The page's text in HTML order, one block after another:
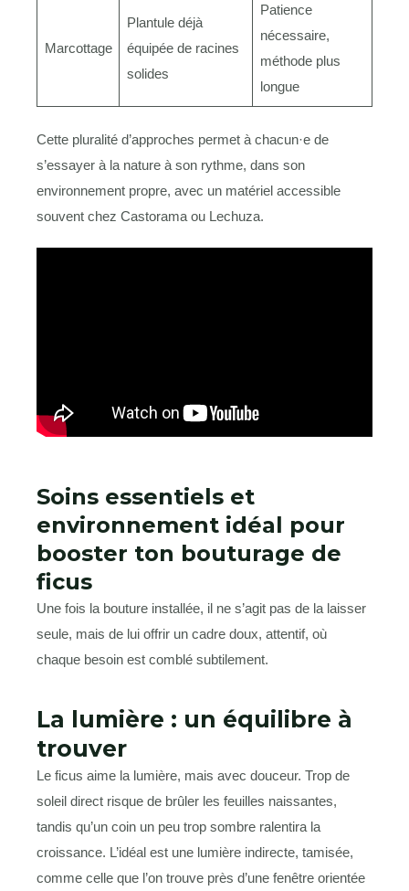
Marcottage
Plantule déjà
équipée de racines
solides
Patience
nécessaire,
méthode plus
longue
Cette pluralité d’approches permet à chacun·e de
s’essayer à la nature à son rythme, dans son
environnement propre, avec un matériel accessible
souvent chez Castorama ou Lechuza.
Soins essentiels et
environnement idéal pour
booster ton bouturage de
ficus
Une fois la bouture installée, il ne s’agit pas de la laisser
seule, mais de lui offrir un cadre doux, attentif, où
chaque besoin est comblé subtilement.
La lumière : un équilibre à
trouver
Le ficus aime la lumière, mais avec douceur. Trop de
soleil direct risque de brûler les feuilles naissantes,
tandis qu’un coin un peu trop sombre ralentira la
croissance. L’idéal est une lumière indirecte, tamisée,
comme celle que l’on trouve près d’une fenêtre orientée